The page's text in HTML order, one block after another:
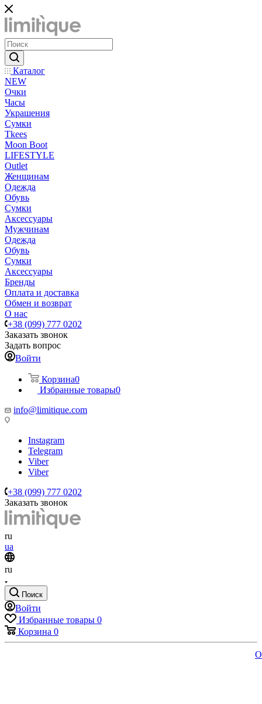
Каталог
NEW
Очки
Часы
Украшения
Сумки
Tkees
Moon Boot
LIFESTYLE
Outlet
Женщинам
Одежда
Обувь
Сумки
Аксессуары
Мужчинам
Одежда
Обувь
Сумки
Аксессуары
Бренды
Оплата и доставка
Обмен и возврат
О нас
+38 (099) 777 0202
Заказать звонок
Задать вопрос
Войти
Корзина0
Избранные товары0
info@limitique.com
Instagram
Telegram
Viber
Viber
+38 (099) 777 0202
Заказать звонок
ru
ua
ru
Поиск
Войти
Избранные товары 0
Корзина 0